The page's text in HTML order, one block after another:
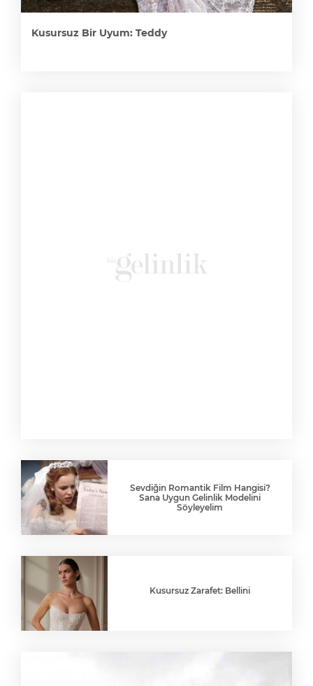
Kusursuz Bir Uyum: Teddy
Sevdiğin Romantik Film Hangisi?
Sana Uygun Gelinlik Modelini
Söyleyelim
Kusursuz Zarafet: Bellini